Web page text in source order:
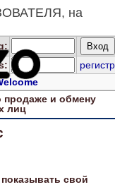
на
:
регистр
продаже и обмену
лиц
свой